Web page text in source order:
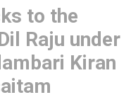
to the
Raju under
Kiran